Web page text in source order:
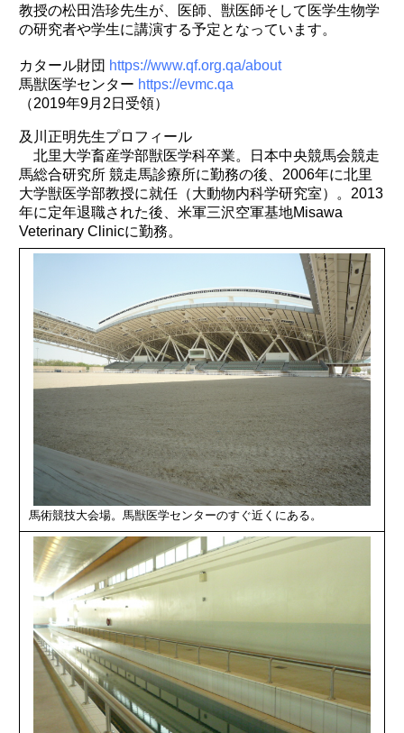
馬術競技大会場。馬獣医学センターのすぐ近くにある。
教授の松田浩珍先生が、医師、獣医師そして医学生物学
の研究者や学生に講演する予定となっています。
カタール財団 https://www.qf.org.qa/about
馬獣医学センター https://evmc.qa
（2019年9月2日受領）
及川正明先生プロフィール
北里大学畜産学部獣医学科卒業。日本中央競馬会競走
馬総合研究所 競走馬診療所に勤務の後、2006年に北里
大学獣医学部教授に就任（大動物内科学研究室）。2013
年に定年退職された後、米軍三沢空軍基地Misawa
Veterinary Clinicに勤務。